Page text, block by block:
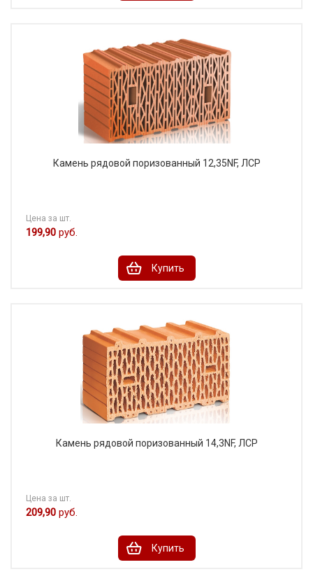
Камень рядовой поризованный 12,35NF, ЛСР
Цена за шт.
199,90 руб.
Купить
Камень рядовой поризованный 14,3NF, ЛСР
Цена за шт.
209,90 руб.
Купить